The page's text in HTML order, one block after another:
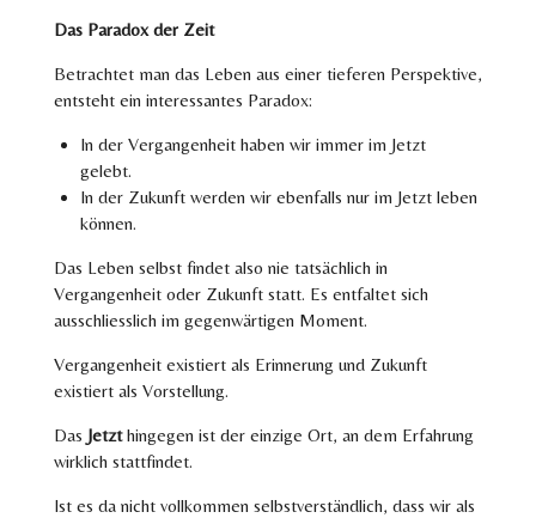
Das Paradox der Zeit
Betrachtet man das Leben aus einer tieferen Perspektive,
entsteht ein interessantes Paradox:
In der Vergangenheit haben wir immer im Jetzt
gelebt.
In der Zukunft werden wir ebenfalls nur im Jetzt leben
können.
Das Leben selbst findet also nie tatsächlich in
Vergangenheit oder Zukunft statt. Es entfaltet sich
ausschliesslich im gegenwärtigen Moment.
Vergangenheit existiert als Erinnerung und Zukunft
existiert als Vorstellung.
Das Jetzthingegen ist der einzige Ort, an dem Erfahrung
wirklich stattfindet.
Ist es da nicht vollkommen selbstverständlich, dass wir als